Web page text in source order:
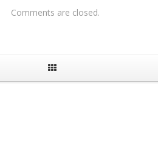
Comments are closed.